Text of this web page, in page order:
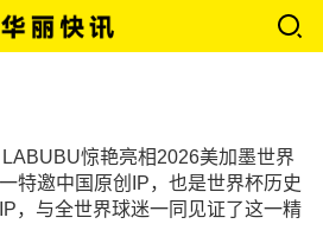
惊艳亮相2026美加墨世界
特邀中国原创IP，也是世界杯历史
，与全世界球迷一同见证了这一精